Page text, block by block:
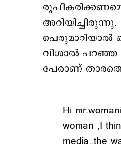
പെരുമാറിയാല്‍
വിശാല്‍ പറഞ്ഞ
പേരാണ്
Hi
woman ,I
media..the